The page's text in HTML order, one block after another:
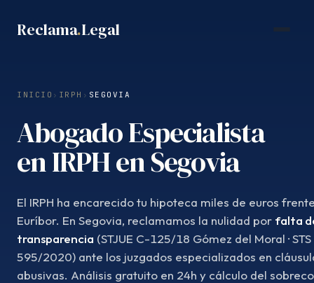
Reclama.Legal
INICIO › IRPH › SEGOVIA
Abogado Especialista
en IRPH en Segovia
El IRPH ha encarecido tu hipoteca miles de euros
Euríbor. En Segovia, reclamamos la nulidad por falta
transparencia (STJUE C-125/18 Gómez del Moral · STS
595/2020) ante los juzgados especializados en
abusivas. Análisis gratuito en 24h y cálculo del